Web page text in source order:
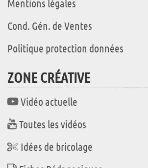
Mentions légales
Cond. Gén. de Ventes
Politique protection données
ZONE CRÉATIVE
Vidéo actuelle
Toutes les vidéos
Idées de bricolage